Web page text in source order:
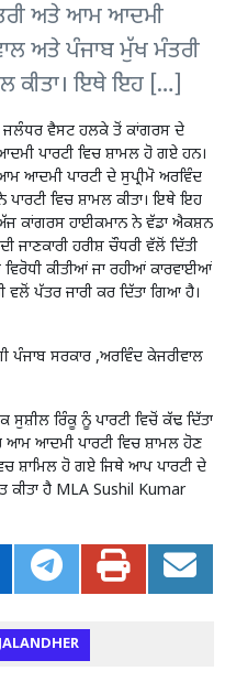
ਅਤੇ ਆਮ ਆਦਮੀ
ਅਤੇ ਪੰਜਾਬ ਮੁੱਖ ਮੰਤਰੀ
ਕੀਤਾ। ਇਥੇ ਇਹ […]
ਜਲੰਧਰ ਵੈਸਟ ਹਲਕੇ ਤੋਂ ਕਾਂਗਰਸ ਦੇ
ਪਾਰਟੀ ਵਿਚ ਸ਼ਾਮਲ ਹੋ ਗਏ ਹਨ।
ਆਦਮੀ ਪਾਰਟੀ ਦੇ ਸੁਪ੍ਰੀਮੋ ਅਰਵਿੰਦ
ਵਿਚ ਸ਼ਾਮਲ ਕੀਤਾ। ਇਥੇ ਇਹ
ਕਾਂਗਰਸ ਹਾਈਕਮਾਨ ਨੇ ਵੱਡਾ ਐਕਸ਼ਨ
ਜਾਣਕਾਰੀ ਹਰੀਸ਼ ਚੌਧਰੀ ਵੱਲੋਂ ਦਿੱਤੀ
ਕੀਤੀਆਂ ਜਾ ਰਹੀਆਂ ਕਾਰਵਾਈਆਂ
ਪੱਤਰ ਜਾਰੀ ਕਰ ਦਿੱਤਾ ਗਿਆ ਹੈ।
ਪੰਜਾਬ ਸਰਕਾਰ ,ਅਰਵਿੰਦ ਕੇਜਰੀਵਾਲ
ਰਿੰਕੂ ਨੂੰ ਪਾਰਟੀ ਵਿਚੋਂ ਕੱਢ ਦਿੱਤਾ
ਆਦਮੀ ਪਾਰਟੀ ਵਿਚ ਸ਼ਾਮਲ ਹੋਣ
ਸ਼ਾਮਿਲ ਹੋ ਗਏ ਜਿਥੇ ਆਪ ਪਾਰਟੀ ਦੇ
ਕੀਤਾ ਹੈ MLA Sushil Kumar